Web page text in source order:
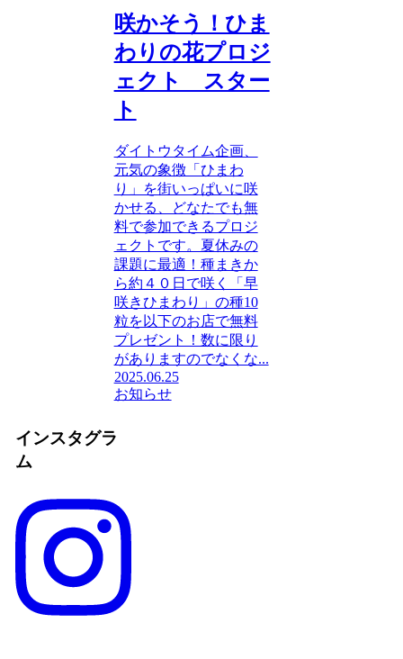
咲かそう！ひま
わりの花プロジ
ェクト スター
ト
ダイトウタイム企画、
元気の象徴「ひまわ
り」を街いっぱいに咲
かせる、どなたでも無
料で参加できるプロジ
ェクトです。夏休みの
課題に最適！種まきか
ら約４０日で咲く「早
咲きひまわり」の種10
粒を以下のお店で無料
プレゼント！数に限り
がありますのでなくな...
2025.06.25
お知らせ
インスタグラ
ム